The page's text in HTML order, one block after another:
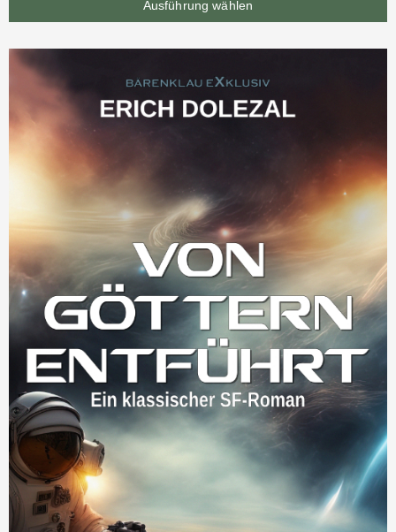
Ausführung wählen